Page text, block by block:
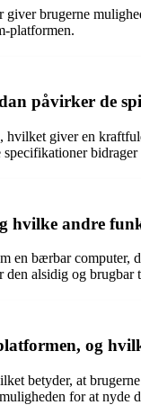
brugerne
platformen.
påvirker de
giver en
hvilke andre
bærbar
alsidig og
og
betyder, at
for at nyde